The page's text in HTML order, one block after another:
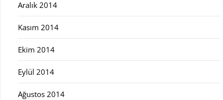
Aralık 2014
Kasım 2014
Ekim 2014
Eylül 2014
Ağustos 2014